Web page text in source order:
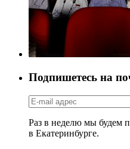
Подпишетесь на
Раз в неделю мы будем
в Екатеринбурге.